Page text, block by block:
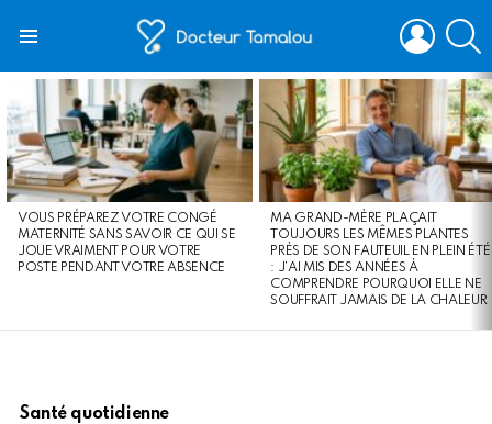
LOGIN
STORIES
VOUS PRÉPAREZ VOTRE CONGÉ
MATERNITÉ SANS SAVOIR CE QUI SE
JOUE VRAIMENT POUR VOTRE
POSTE PENDANT VOTRE ABSENCE
MA GRAND-MÈRE PLAÇAIT
TOUJOURS LES MÊMES PLANTES
PRÈS DE SON FAUTEUIL EN PLEIN ÉTÉ
: J’AI MIS DES ANNÉES À
COMPRENDRE POURQUOI ELLE NE
SOUFFRAIT JAMAIS DE LA CHALEUR
Santé quotidienne